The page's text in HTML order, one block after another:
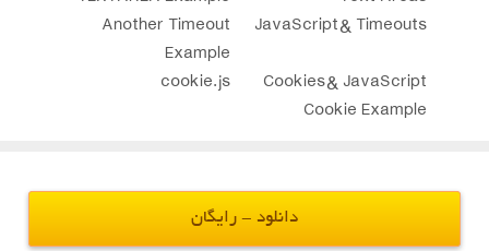
JavaScript & Timeouts
Another Timeout
Example
Cookies & JavaScript
cookie.js
Cookie Example
دانلود - رایگان